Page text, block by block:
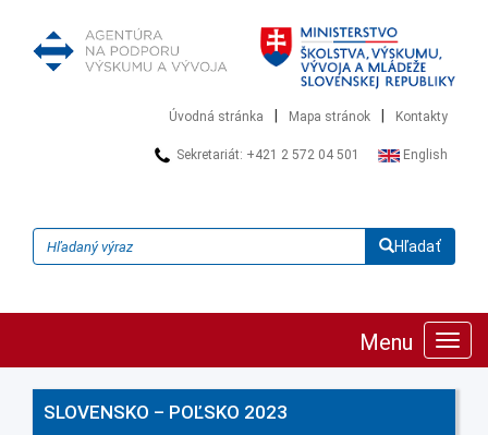
Úvodná stránka Mapa stránok Kontakty
Sekretariát: +421 2 572 04 501 English
Hľadať
Menu
SLOVENSKO – POĽSKO 2023